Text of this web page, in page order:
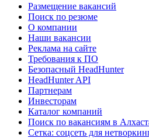
Размещение вакансий
Поиск по резюме
О компании
Наши вакансии
Реклама на сайте
Требования к ПО
Безопасный HeadHunter
HeadHunter API
Партнерам
Инвесторам
Каталог компаний
Поиск по вакансиям в
Сетка: соцсеть для